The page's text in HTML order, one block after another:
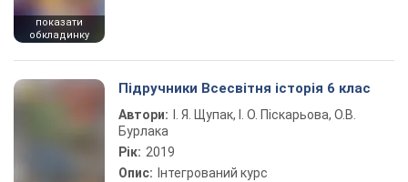
показати
обкладинку
Підручники Всесвітня історія 6 клас
Автори:
І. Я. Щупак, І. О. Піскарьова, О.В.
Бурлака
Рік: 2019
Опис: Інтегрований курс